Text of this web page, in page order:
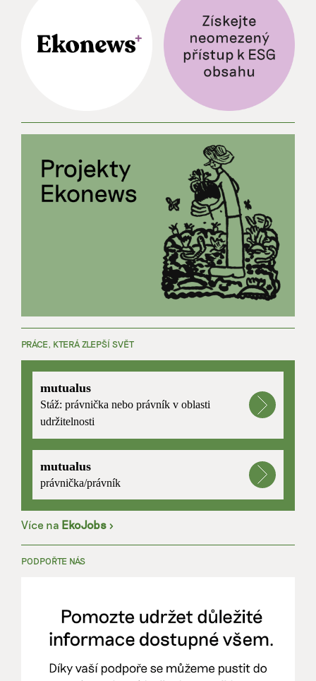
PRÁCE, KTERÁ ZLEPŠÍ SVĚT
mutualus
Stáž: právnička nebo právník v oblasti
udržitelnosti
mutualus
právnička/právník
Více na EkoJobs >
PODPOŘTE NÁS